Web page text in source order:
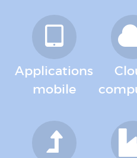
Applications
mobile